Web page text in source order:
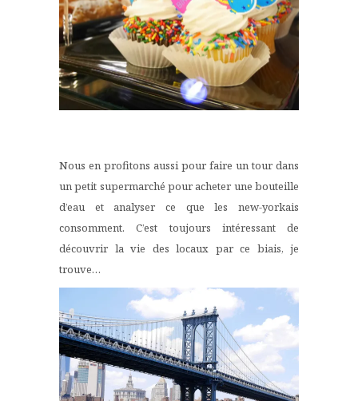
Nous en profitons aussi pour faire un tour dans
un petit supermarché pour acheter une bouteille
d’eau et analyser ce que les new-yorkais
consomment. C’est toujours intéressant de
découvrir la vie des locaux par ce biais, je
trouve…